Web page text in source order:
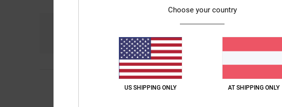
Preis-Leistungs-Verhältnis
Gutes Preis-Leistungs-Verhältnis
Choose your country
US SHIPPING ONLY AT SHIPPING ONLY